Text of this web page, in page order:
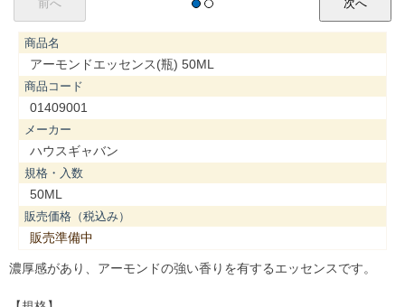
商品名
アーモンドエッセンス(瓶) 50ML
商品コード
01409001
メーカー
ハウスギャバン
規格・入数
50ML
販売価格（税込み）
販売準備中
濃厚感があり、アーモンドの強い香りを有するエッセンスです。